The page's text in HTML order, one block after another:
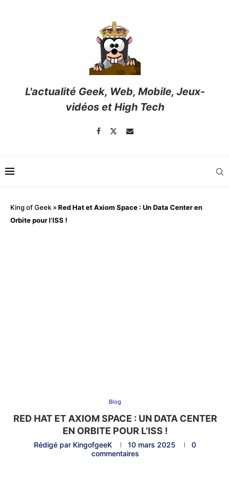
L'actualité Geek, Web, Mobile, Jeux-
vidéos et High Tech
King of Geek »Red Hat et Axiom Space : Un Data Center en
Orbite pour l’ISS !
Blog
RED HAT ET AXIOM SPACE : UN DATA CENTER
EN ORBITE POUR L’ISS !
Rédigé par KingofgeeK 10 mars 2025
0
commentaires